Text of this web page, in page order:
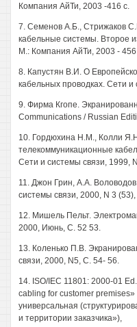
Компания АйТи, 2003 -416 с.
7. Семенов А.Б., Стрижаков
кабельные системы. Второе
М.: Компания АйТи, 2003 - 456
8. Капустян В.И. О
кабельных проводках. Сети
9. Фирма Кгопе.
Communications / Russian
10. Гордюхина Н.М., Колли
телекоммуникационные
Сети и системы связи, 1999,
11. Джон Грин, А.А.
системы связи, 2000, N 3
12. Мишель Пельт.
2000, Июнь, С. 52 53.
13. Коленько П.В.
связи, 2000, N5, С. 54- 56.
14. ISO/IEC 11801: 2000-01
cabling for customer
универсальная
и территории заказчика»),